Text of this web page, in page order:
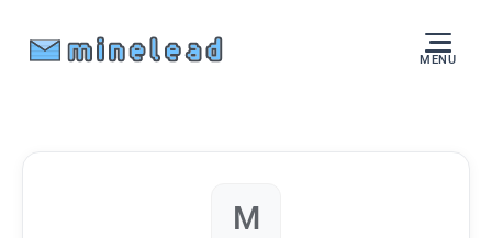
MENU
M